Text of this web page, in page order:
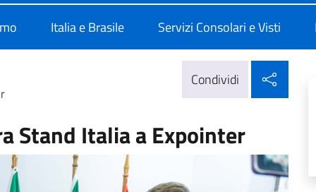
Italia e Brasile Servizi Consolari e Visti
Condividi
Stand Italia a Expointer